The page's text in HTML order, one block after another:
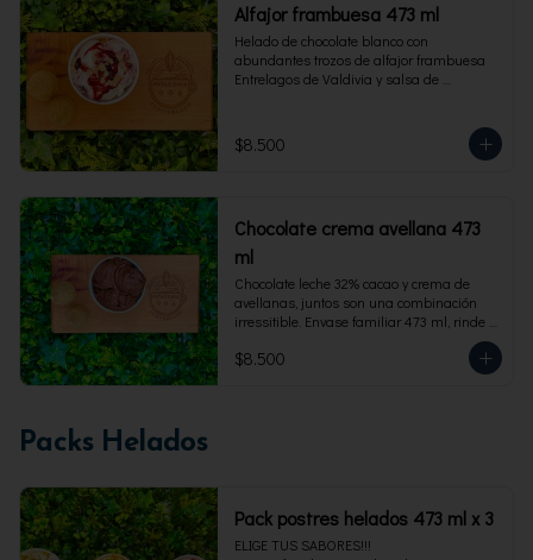
Alfajor frambuesa 473 ml
Helado de chocolate blanco con
abundantes trozos de alfajor frambuesa
Entrelagos de Valdivia y salsa de
$8.500
Chocolate crema avellana 473
ml
Chocolate leche 32% cacao y crema de
avellanas, juntos son una combinación
irressitible. Envase familiar 473 ml, rinde 4
$8.500
Packs Helados
Pack postres helados 473 ml x 3
ELIGE TUS SABORES!!!